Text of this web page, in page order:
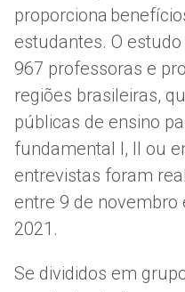
proporciona
estudantes. O
967 professoras e
regiões brasileiras,
públicas de ensino
fundamental I, II ou
entrevistas foram
entre 9 de novembro
2021.
Se divididos em